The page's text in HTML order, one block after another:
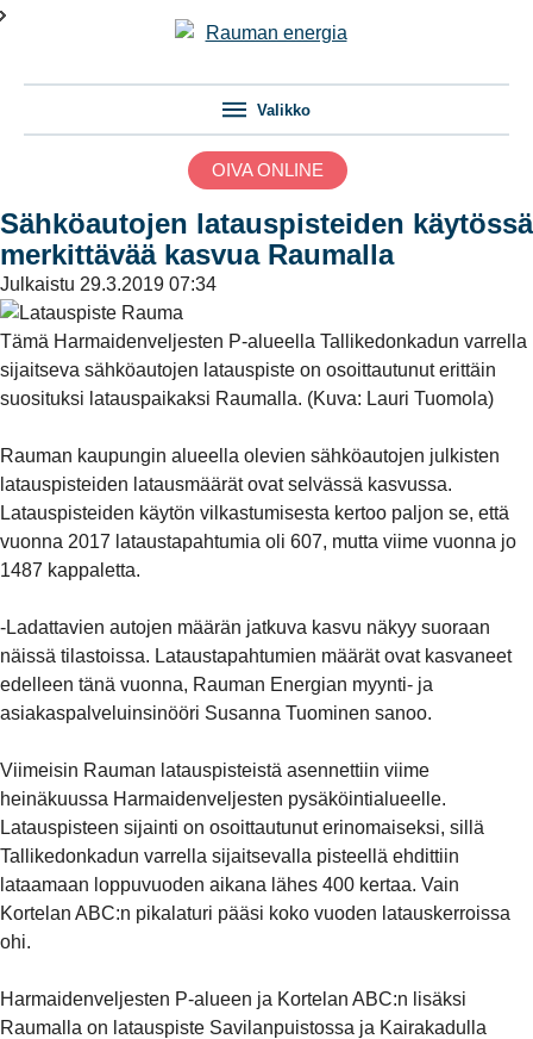
Valikko
OIVA ONLINE
Sähköautojen latauspisteiden käytössä
merkittävää kasvua Raumalla
Julkaistu 29.3.2019 07:34
Tämä Harmaidenveljesten P-alueella Tallikedonkadun varrella
sijaitseva sähköautojen latauspiste on osoittautunut erittäin
suosituksi latauspaikaksi Raumalla. (Kuva: Lauri Tuomola)
Rauman kaupungin alueella olevien sähköautojen julkisten
latauspisteiden latausmäärät ovat selvässä kasvussa.
Latauspisteiden käytön vilkastumisesta kertoo paljon se, että
vuonna 2017 lataustapahtumia oli 607, mutta viime vuonna jo
1487 kappaletta.
-Ladattavien autojen määrän jatkuva kasvu näkyy suoraan
näissä tilastoissa. Lataustapahtumien määrät ovat kasvaneet
edelleen tänä vuonna, Rauman Energian myynti- ja
asiakaspalveluinsinööri Susanna Tuominen sanoo.
Viimeisin Rauman latauspisteistä asennettiin viime
heinäkuussa Harmaidenveljesten pysäköintialueelle.
Latauspisteen sijainti on osoittautunut erinomaiseksi, sillä
Tallikedonkadun varrella sijaitsevalla pisteellä ehdittiin
lataamaan loppuvuoden aikana lähes 400 kertaa. Vain
Kortelan ABC:n pikalaturi pääsi koko vuoden latauskerroissa
ohi.
Harmaidenveljesten P-alueen ja Kortelan ABC:n lisäksi
Raumalla on latauspiste Savilanpuistossa ja Kairakadulla